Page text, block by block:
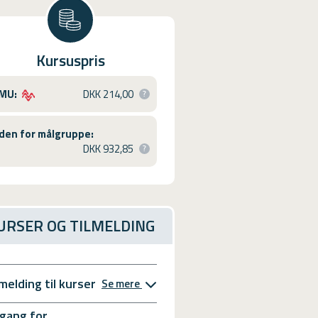
Kursuspris
DKK 214,00
for målgruppe:
DKK 932,85
OG TILMELDING
til kurser Se mere